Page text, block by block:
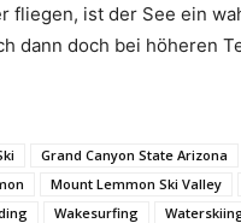
fliegen, ist der See ein
dann doch bei höheren
Grand Canyon State Arizona
Mount Lemmon Ski Valley
Wakesurfing